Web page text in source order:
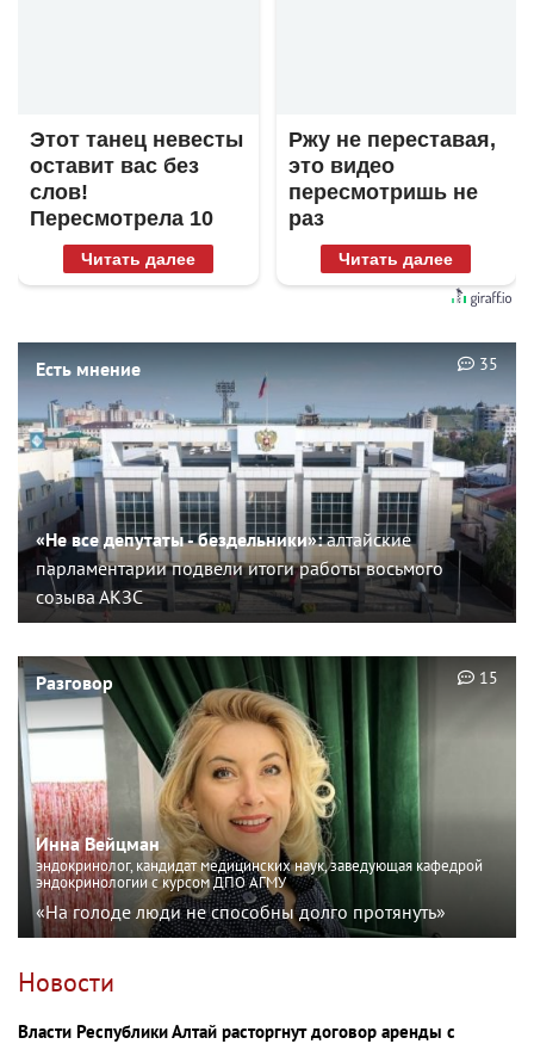
Этот танец невесты
оставит вас без
слов!
Пересмотрела 10
раз
Читать далее
Ржу не переставая,
это видео
пересмотришь не
раз
Читать далее
Есть мнение
«Не все депутаты - бездельники»:алтайские
парламентарии подвели итоги работы восьмого
созыва АКЗС
35
Разговор
Инна Вейцман
эндокринолог, кандидат медицинских наук, заведующая кафедрой
эндокринологии с курсом ДПО АГМУ
«На голоде люди не способны долго протянуть»
15
Новости
Власти Республики Алтай расторгнут договор аренды с